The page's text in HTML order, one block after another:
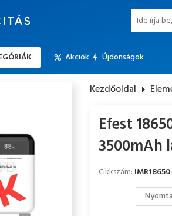
Akciók Újdonságok
Kezdőoldal arrow_right
Efest
3500mAh
Cikkszám: